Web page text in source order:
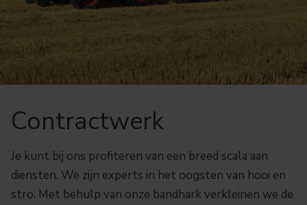
Contractwerk
Je kunt bij ons profiteren van een breed scala aan
diensten. We zijn experts in het oogsten van hooi en
stro. Met behulp van onze bandhark verkleinen we de